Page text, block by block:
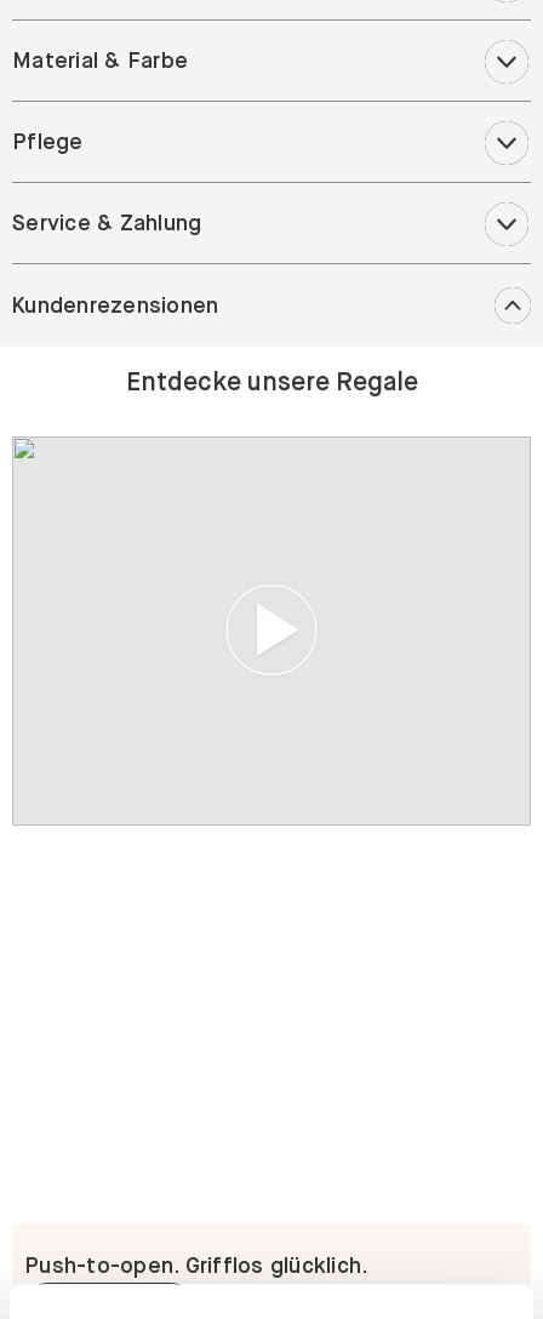
Material & Farbe
Pflege
Service & Zahlung
Kundenrezensionen
Entdecke unsere Regale
Push-to-open. Grifflos glücklich.